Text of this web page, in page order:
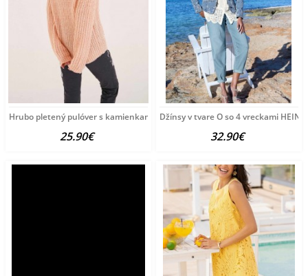
Hrubo pletený pulóver s kamienkami HEINE, ružový
25.90€
Džínsy v tvare O so 4 vreckami
32.90€